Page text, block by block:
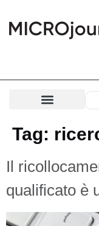
Tag:
Il
qualificato è